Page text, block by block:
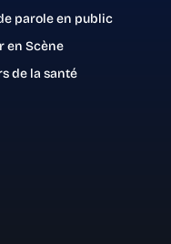
parole en public
en Scène
de la santé